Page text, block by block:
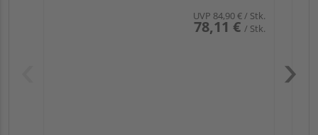
UVP 84,90 €/ Stk.
78,11 € / Stk.